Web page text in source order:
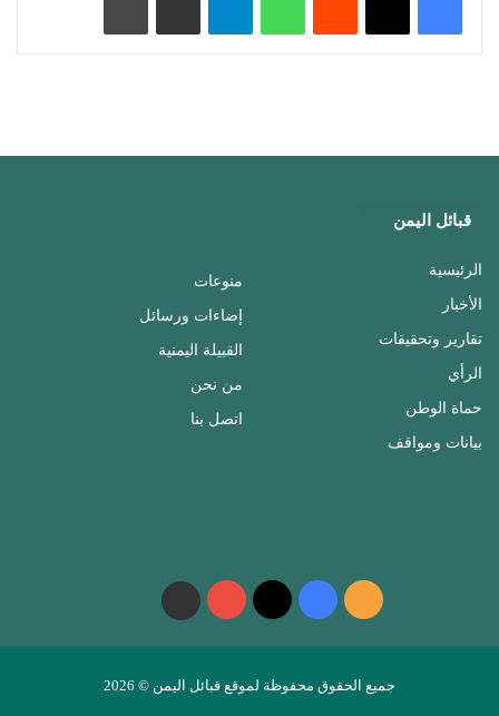
قبائل اليمن
الرئيسية
الأخبار
تقارير وتحقيقات
الرأي
حماة الوطن
بيانات ومواقف
منوعات
إضاءات ورسائل
القبيلة اليمنية
من نحن
اتصل بنا
ملخص
الموقع
RSS
فيسبوك ‫X
‫YouTubeواتساب
جميع الحقوق محفوظة لموقع قبائل اليمن © 2026